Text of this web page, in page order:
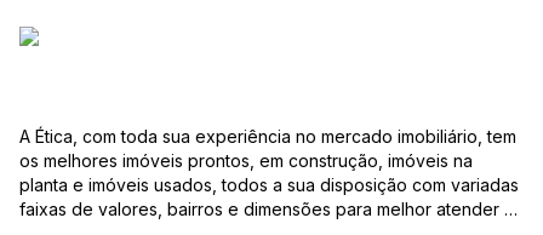
A Ética, com toda sua experiência no mercado imobiliário, tem
os melhores imóveis prontos, em construção, imóveis na
planta e imóveis usados, todos a sua disposição com variadas
faixas de valores, bairros e dimensões para melhor atender as